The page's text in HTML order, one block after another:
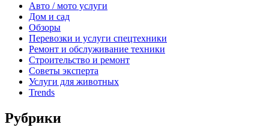
Авто / мото услуги
Дом и сад
Обзоры
Перевозки и услуги спецтехники
Ремонт и обслуживание техники
Строительство и ремонт
Советы эксперта
Услуги для животных
Trends
Рубрики